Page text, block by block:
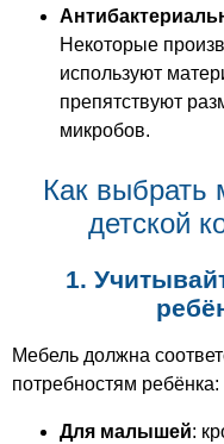
Некоторые
используют
препятствуют
микробов.
Как выбрать
детской
1.
Мебель должна
потребностям ребёнка:
Для малышей: